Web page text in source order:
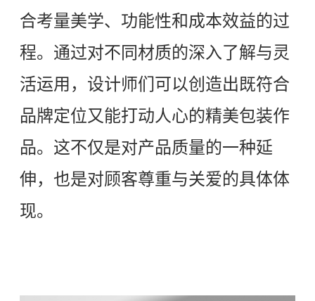
合考量美学、功能性和成本效益的过
程。通过对不同材质的深入了解与灵
活运用，设计师们可以创造出既符合
品牌定位又能打动人心的精美包装作
品。这不仅是对产品质量的一种延
伸，也是对顾客尊重与关爱的具体体
现。